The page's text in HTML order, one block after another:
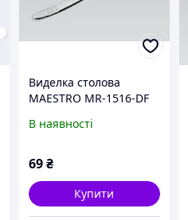
Виделка столова
MAESTRO MR-1516-DF
В наявності
69 ₴
Купити